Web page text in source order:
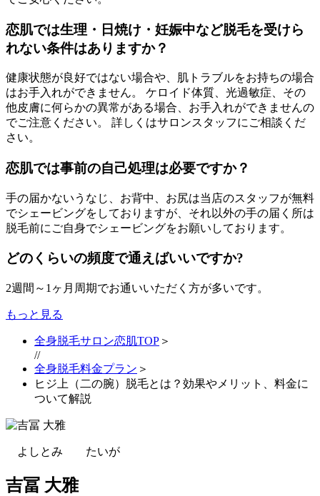
恋肌では生理・日焼け・妊娠中など脱毛を受けら
れない条件はありますか？
健康状態が良好ではない場合や、肌トラブルをお持ちの場合
はお手入れができません。 ケロイド体質、光過敏症、その
他皮膚に何らかの異常がある場合、お手入れができませんの
でご注意ください。 詳しくはサロンスタッフにご相談くだ
さい。
恋肌では事前の自己処理は必要ですか？
手の届かないうなじ、お背中、お尻は当店のスタッフが無料
でシェービングをしておりますが、それ以外の手の届く所は
脱毛前にご自身でシェービングをお願いしております。
どのくらいの頻度で通えばいいですか?
2週間～1ヶ月周期でお通いいただく方が多いです。
もっと見る
全身脱毛サロン恋肌TOP ＞
//
全身脱毛料金プラン ＞
ヒジ上（二の腕）脱毛とは？効果やメリット、料金に
ついて解説
よしとみ たいが
吉冨 大雅